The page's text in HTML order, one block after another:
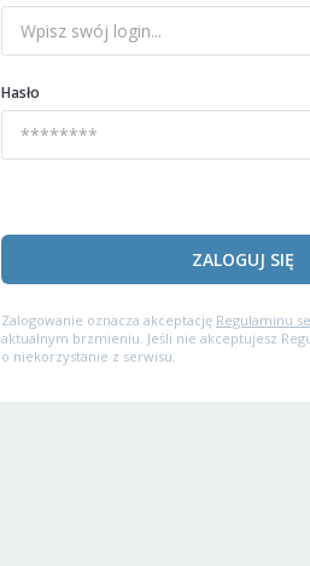
Hasło
ZALOGUJ SIĘ
Zalogowanie oznacza akceptację Regulaminu
aktualnym brzmieniu. Jeśli nie akceptujesz
o niekorzystanie z serwisu.